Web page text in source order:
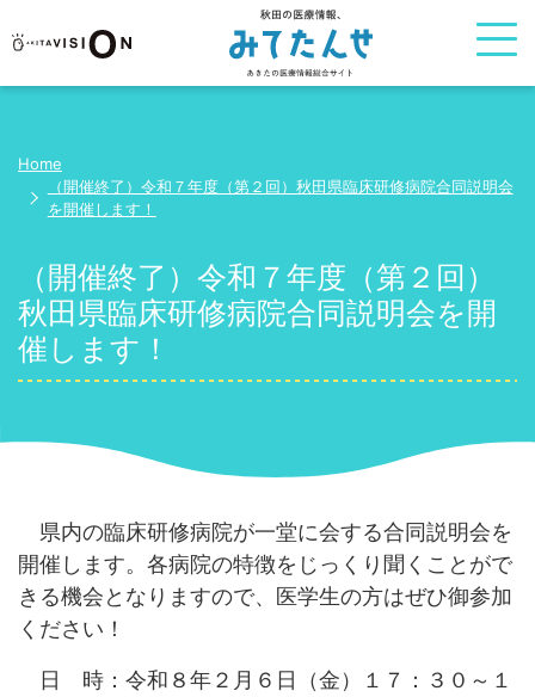
Home
（開催終了）令和７年度（第２回）秋田県臨床研修病院合同説明会
を開催します！
（開催終了）令和７年度（第２回）
秋田県臨床研修病院合同説明会を開
催します！
県内の臨床研修病院が一堂に会する合同説明会を
開催します。各病院の特徴をじっくり聞くことがで
きる機会となりますので、医学生の方はぜひ御参加
ください！
日 時：令和８年２月６日（金）１７：３０～１